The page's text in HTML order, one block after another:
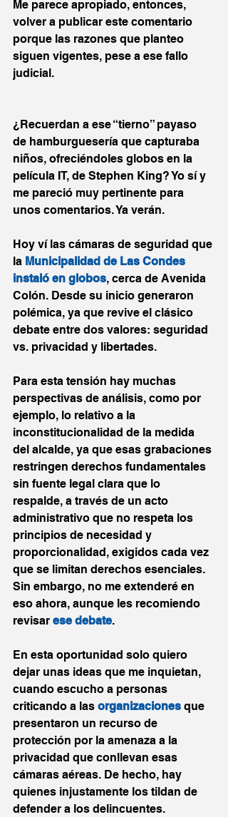
Me parece apropiado, entonces,
volver a publicar este comentario
porque las razones que planteo
siguen vigentes, pese a ese fallo
judicial.
¿Recuerdan a ese “tierno” payaso
de hamburguesería que capturaba
niños, ofreciéndoles globos en la
película IT, de Stephen King? Yo sí y
me pareció muy pertinente para
unos comentarios. Ya verán.
Hoy ví las cámaras de seguridad que
la Municipalidad de Las Condes
instaló en globos, cerca de Avenida
Colón. Desde su inicio generaron
polémica, ya que revive el clásico
debate entre dos valores: seguridad
vs. privacidad y libertades.
Para esta tensión hay muchas
perspectivas de análisis, como por
ejemplo, lo relativo a la
inconstitucionalidad de la medida
del alcalde, ya que esas grabaciones
restringen derechos fundamentales
sin fuente legal clara que lo
respalde, a través de un acto
administrativo que no respeta los
principios de necesidad y
proporcionalidad, exigidos cada vez
que se limitan derechos esenciales.
Sin embargo, no me extenderé en
eso ahora, aunque les recomiendo
revisar ese debate.
En esta oportunidad solo quiero
dejar unas ideas que me inquietan,
cuando escucho a personas
criticando a las organizaciones que
presentaron un recurso de
protección por la amenaza a la
privacidad que conllevan esas
cámaras aéreas. De hecho, hay
quienes injustamente los tildan de
defender a los delincuentes.